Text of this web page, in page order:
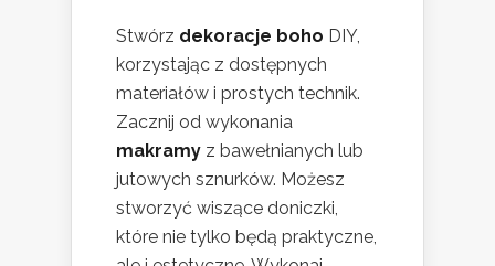
Stwórz dekoracje boho DIY,
korzystając z dostępnych
materiałów i prostych technik.
Zacznij od wykonania
makramy z bawełnianych lub
jutowych sznurków. Możesz
stworzyć wiszące doniczki,
które nie tylko będą praktyczne,